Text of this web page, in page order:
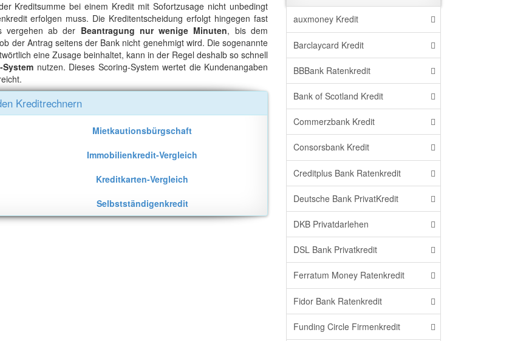
Kreditsumme bei einem Kredit mit Sofortzusage nicht unbedingt
erfolgen muss. Die Kreditentscheidung erfolgt hingegen fast
vergehen ab der Beantragung nur wenige Minuten, bis dem
der Antrag seitens der Bank nicht genehmigt wird. Die sogenannte
eine Zusage beinhaltet, kann in der Regel deshalb so schnell
nutzen. Dieses Scoring-System wertet die Kundenangaben
Kreditrechnern
Mietkautionsbürgschaft
Immobilienkredit-Vergleich
Kreditkarten-Vergleich
Selbstständigenkredit
auxmoney Kredit
Barclaycard Kredit
BBBank Ratenkredit
Bank of Scotland Kredit
Commerzbank Kredit
Consorsbank Kredit
Creditplus Bank Ratenkredit
Deutsche Bank PrivatKredit
DKB Privatdarlehen
DSL Bank Privatkredit
Ferratum Money Ratenkredit
Fidor Bank Ratenkredit
Funding Circle Firmenkredit